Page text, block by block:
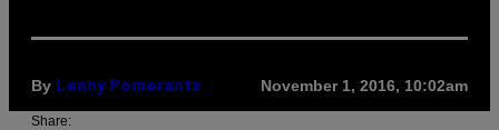
By Lenny Pomerantz November 1, 2016, 10:02am
Share: